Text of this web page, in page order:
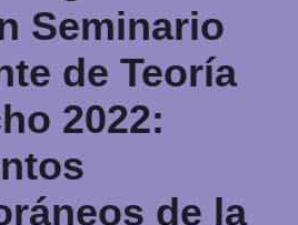
Seminario
de Teoría
2022:
de la